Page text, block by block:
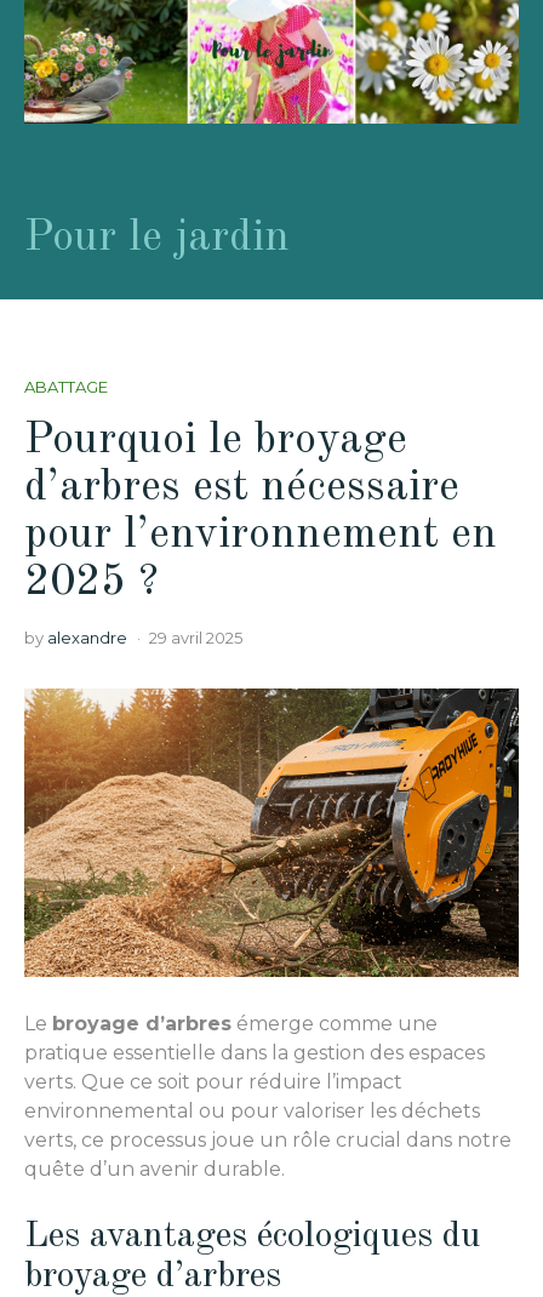
Pour le jardin
ABATTAGE
Pourquoi le broyage
d’arbres est nécessaire
pour l’environnement en
2025 ?
by alexandre 29 avril 2025
Le broyage d’arbres émerge comme une
pratique essentielle dans la gestion des espaces
verts. Que ce soit pour réduire l’impact
environnemental ou pour valoriser les déchets
verts, ce processus joue un rôle crucial dans notre
quête d’un avenir durable.
Les avantages écologiques du
broyage d’arbres